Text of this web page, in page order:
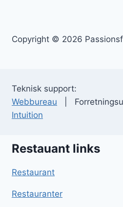
Copyright © 2026
Teknisk support:
Webbureau |
Intuition
Restauant links
Restaurant
Restauranter